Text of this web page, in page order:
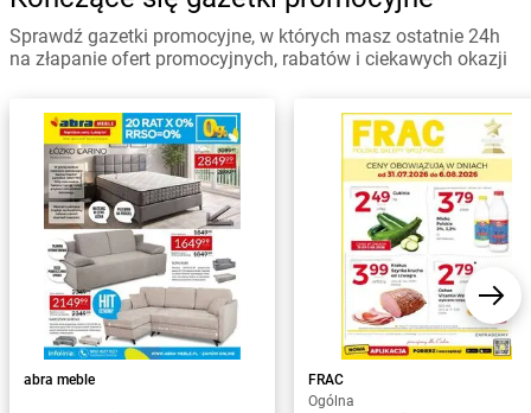
Sprawdź gazetki promocyjne, w których masz ostatnie 24h
na złapanie ofert promocyjnych, rabatów i ciekawych okazji
abra meble
FRAC
Ogólna